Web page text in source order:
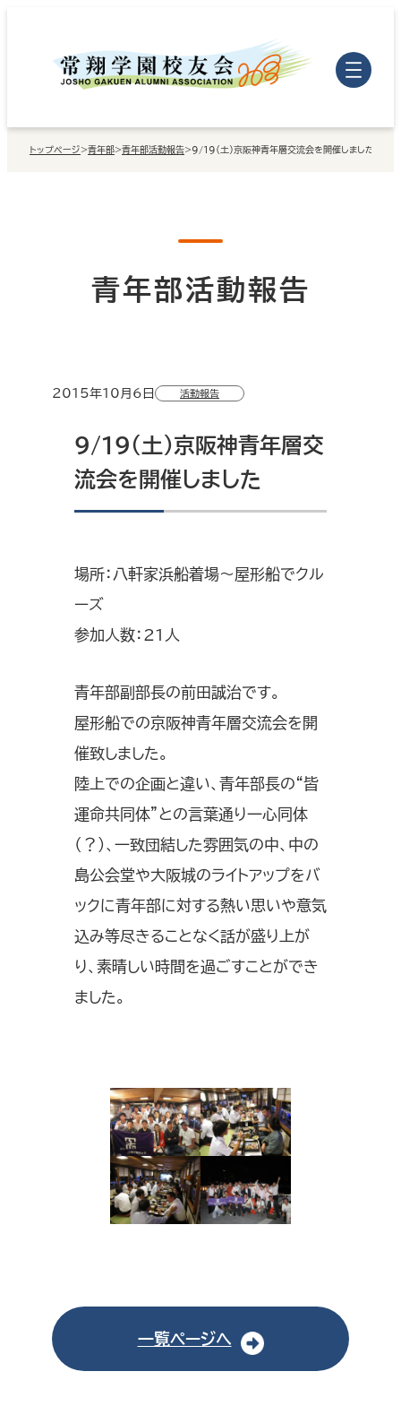
トップページ >青年部>青年部活動報告> 9/19（土）京阪神青年層交流会を開催しました
青年部活動報告
2015年10月6日 活動報告
9/19（土）京阪神青年層交
流会を開催しました
場所：八軒家浜船着場～屋形船でクル
ーズ
参加人数：21人
青年部副部長の前田誠治です。
屋形船での京阪神青年層交流会を開
催致しました。
陸上での企画と違い、青年部長の“皆
運命共同体”との言葉通り一心同体
（？）、一致団結した雰囲気の中、中の
島公会堂や大阪城のライトアップをバ
ックに青年部に対する熱い思いや意気
込み等尽きることなく話が盛り上が
り、素晴しい時間を過ごすことができ
ました。
一覧ページへ